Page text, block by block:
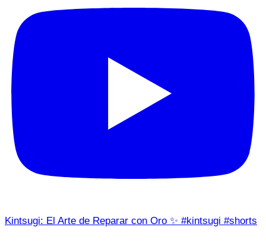
Kintsugi: El Arte de Reparar con Oro ✨ #kintsugi #shorts